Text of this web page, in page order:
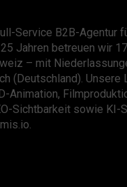
Service B2B-Agentur
Jahren betreuen wir
– mit
(Deutschland).
Animation,
Sichtbarkeit sowie KI-